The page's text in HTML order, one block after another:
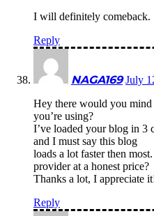
I will definitely comeback.
Reply
NAGA169 July
Hey there would you
you’re using?
I’ve loaded your blog in 3
and I must say this blog
loads a lot faster then
provider at a honest price?
Thanks a lot, I appreciate
Reply